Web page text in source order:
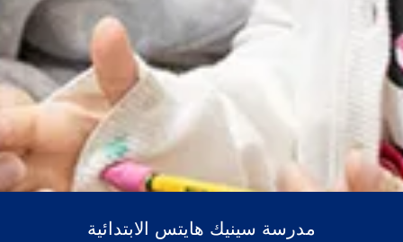
مدرسة سينيك هايتس الابتدائية